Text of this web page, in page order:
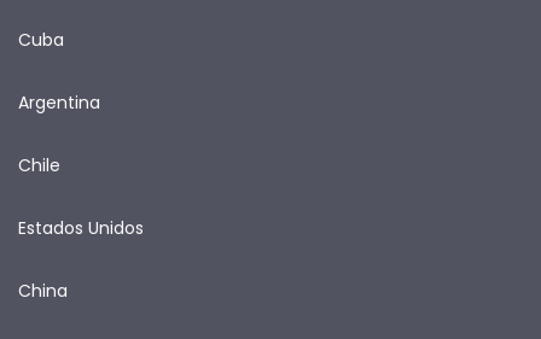
Cuba
Argentina
Chile
Estados Unidos
China